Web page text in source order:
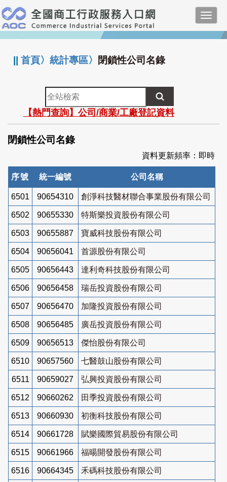
跳
到
主
要
:::
||首頁〉統計專區〉 閉鎖性公司名錄
全
站
檢
索
【熱門查詢】公司/商業/工廠登記資料
閉鎖性公司名錄
資料更新頻率：即時
序號 統一編號 公司名稱
6501 90654310 創淨科技醫材聯合事業股份有限公司
6502 90655330 特斯樂投資股份有限公司
6503 90655887 寶威科技股份有限公司
6504 90656041 首源股份有限公司
6505 90656443 達利奇科技股份有限公司
6506 90656458 瑞岳投資股份有限公司
6507 90656470 加隆投資股份有限公司
6508 90656485 廣岳投資股份有限公司
6509 90656513 傑怡股份有限公司
6510 90657560 七醫鼓山股份有限公司
6511 90659027 弘興投資股份有限公司
6512 90660262 田季投資股份有限公司
6513 90660930 初衡科技股份有限公司
6514 90661728 賦樂國際貿易股份有限公司
6515 90661966 福暘開發股份有限公司
6516 90664345 禾碼科技股份有限公司